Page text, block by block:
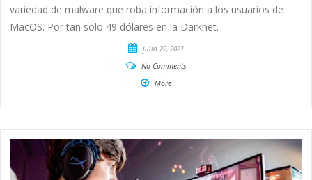
variedad de malware que roba información a los usuarios de
MacOS. Por tan solo 49 dólares en la Darknet.
julio 22, 2021
No Comments
More